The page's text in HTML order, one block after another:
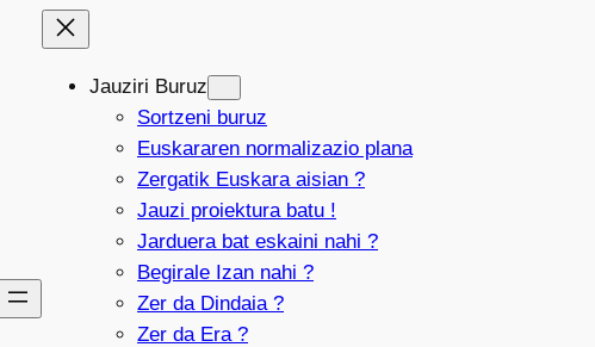
Jauziri Buruz
Sortzeni buruz
Euskararen normalizazio plana
Zergatik Euskara aisian ?
Jauzi proiektura batu !
Jarduera bat eskaini nahi ?
Begirale Izan nahi ?
Zer da Dindaia ?
Zer da Era ?